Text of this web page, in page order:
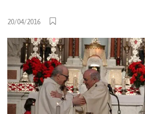
20/04/2016